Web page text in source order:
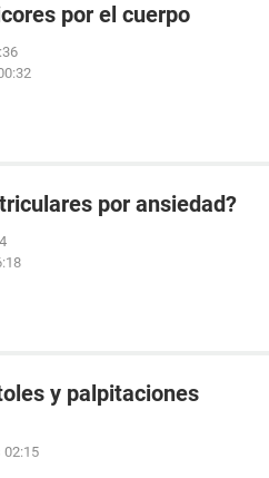
por el cuerpo
por ansiedad?
y palpitaciones
02:15